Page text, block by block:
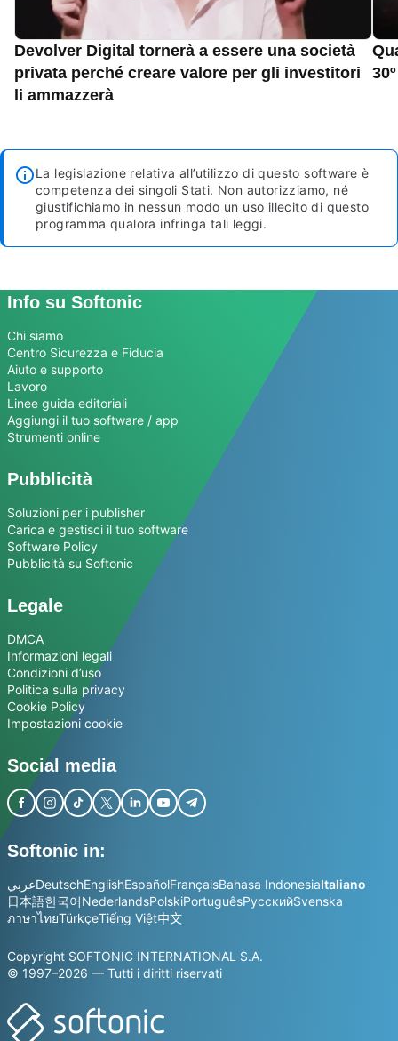
Devolver Digital tornerà a essere una società
privata perché creare valore per gli investitori
li ammazzerà
La legislazione relativa all’utilizzo di questo software è
competenza dei singoli Stati. Non autorizziamo, né
giustifichiamo in nessun modo un uso illecito di questo
programma qualora infringa tali leggi.
Info su Softonic
Chi siamo
Centro Sicurezza e Fiducia
Aiuto e supporto
Lavoro
Linee guida editoriali
Aggiungi il tuo software / app
Strumenti online
Pubblicità
Soluzioni per i publisher
Carica e gestisci il tuo software
Software Policy
Pubblicità su Softonic
Legale
DMCA
Informazioni legali
Condizioni d’uso
Politica sulla privacy
Cookie Policy
Impostazioni cookie
Social media
Softonic in:
عربيDeutschEnglishEspañolFrançaisBahasa IndonesiaItaliano
日本語한국어NederlandsPolskiPortuguêsРусскийSvenska
ภาษาไทยTürkçeTiếng Việt中文
Copyright SOFTONIC INTERNATIONAL S.A.
© 1997–2026 — Tutti i diritti riservati